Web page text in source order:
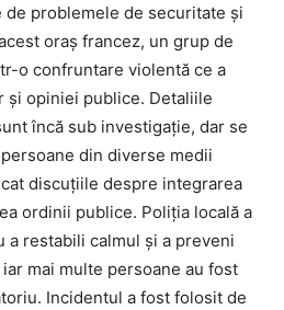
problemele de securitate și
oraș francez, un grup de
o confruntare violentă ce a
și opiniei publice. Detaliile
încă sub investigație, dar se
din diverse medii
discuțiile despre integrarea
ordinii publice. Poliția locală a
restabili calmul și a preveni
mai multe persoane au fost
Incidentul a fost folosit de